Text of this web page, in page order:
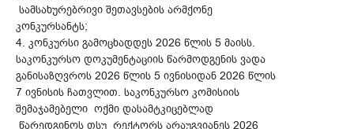
სამსახურებრივი შეთავსების არმქონე
კონკურსანტს;
4. კონკურსი გამოცხადდეს 2026 წლის 5 მაისს.
საკონკურსო დოკუმენტაციის წარმოდგენის ვადა
განისაზღვროს 2026 წლის 5 ივნისიდან 2026 წლის
7 ივნისის ჩათვლით. საკონკურსო კომისიის
შემაჯამებელი ოქმი დასამტკიცებლად
წარედგინოს თსუ რექტორს არაუგვიანეს 2026